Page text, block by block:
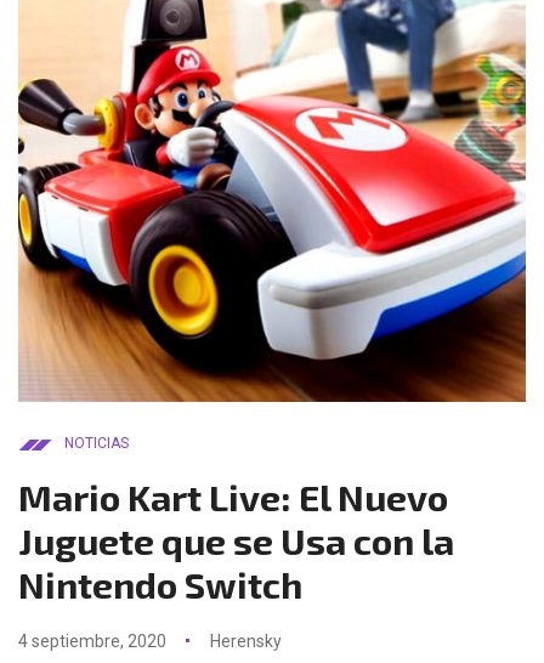
NOTICIAS
Mario Kart Live: El Nuevo
Juguete que se Usa con la
Nintendo Switch
4 septiembre, 2020 Herensky